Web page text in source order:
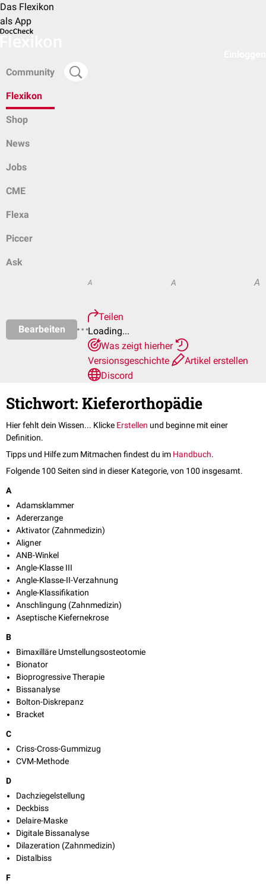
Das Flexikon
als App
Community
Flexikon
Shop
News
Jobs
CME
Flexa
Piccer
Ask
Bearbeiten
A A A
Teilen
Loading...
Was zeigt hierher
Versionsgeschichte
Artikel erstellen
Discord
Stichwort: Kieferorthopädie
Hier fehlt dein Wissen... Klicke Erstellen und beginne mit einer
Definition.
Tipps und Hilfe zum Mitmachen findest du im Handbuch.
Folgende 100 Seiten sind in dieser Kategorie, von 100 insgesamt.
A
Adamsklammer
Adererzange
Aktivator (Zahnmedizin)
Aligner
ANB-Winkel
Angle-Klasse III
Angle-Klasse-II-Verzahnung
Angle-Klassifikation
Anschlingung (Zahnmedizin)
Aseptische Kiefernekrose
B
Bimaxilläre Umstellungsosteotomie
Bionator
Bioprogressive Therapie
Bissanalyse
Bolton-Diskrepanz
Bracket
C
Criss-Cross-Gummizug
CVM-Methode
D
Dachziegelstellung
Deckbiss
Delaire-Maske
Digitale Bissanalyse
Dilazeration (Zahnmedizin)
Distalbiss
F